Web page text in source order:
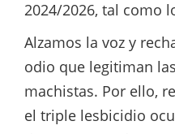
2024/2026, tal como
Alzamos la voz y
odio que legitiman
machistas. Por ello,
el triple lesbicidio